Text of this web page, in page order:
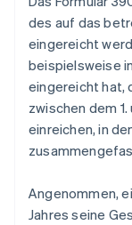
des auf das
eingereicht
beispielsweise
eingereicht hat,
zwischen dem
einreichen, in
Angenommen,
Jahres seine